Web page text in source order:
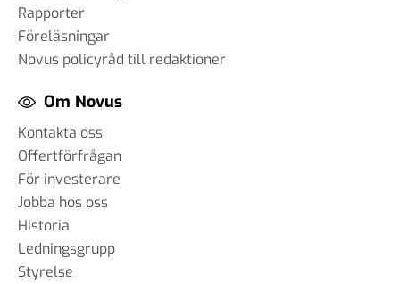
Rapporter
Föreläsningar
Novus policyråd till redaktioner
Om Novus
Kontakta oss
Offertförfrågan
För investerare
Jobba hos oss
Historia
Ledningsgrupp
Styrelse